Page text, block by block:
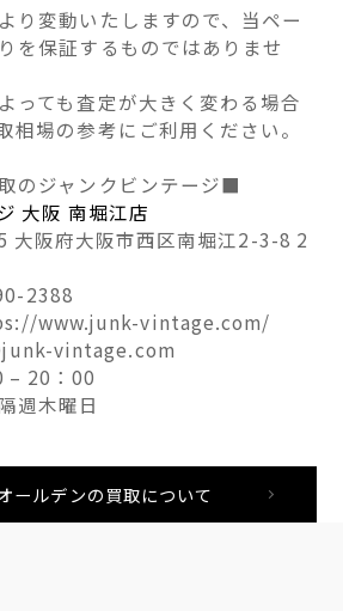
り変動いたしますので、当ペー
を保証するものではありませ
っても査定が大きく変わる場合
相場の参考にご利用ください。
のジャンクビンテージ■
大阪 南堀江店
大阪府大阪市西区南堀江2-3-8 2
2388
www.junk-vintage.com/
vintage.com
– 20：00
週木曜日
ールデンの買取について